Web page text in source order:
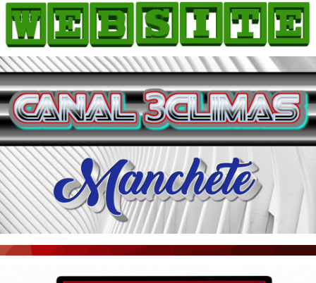
HOME
COMO ANUNCIAR
JORNAIS DO BRASIL
PODCAST/NOTÍCIAS
AS NOTÍCIAS DO DIA
ACONTECEU...VIROU MANCHETE!
BLOGS & COLUNAS
AGÊNCIA DE NOTÍCIAS
CNN BRASIL